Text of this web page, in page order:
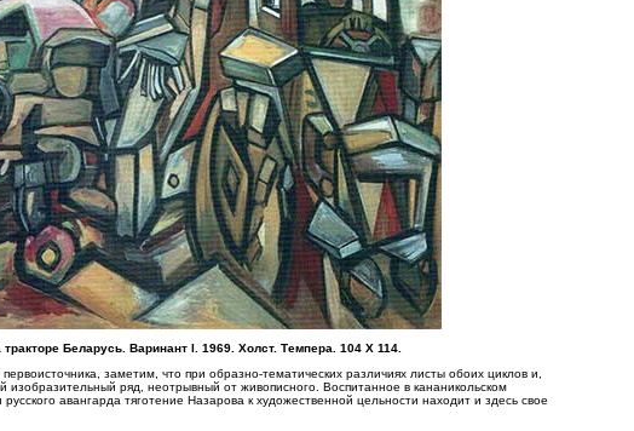
Беларусь. Варинант I. 1969. Холст. Темпера. 104 Х 114.
заметим, что при образно-тематических различиях листы обоих циклов и,
изобразительный ряд, неотрывный от живописного. Воспитанное в кананикольском
авангарда тяготение Назарова к художественной цельности находит и здесь свое